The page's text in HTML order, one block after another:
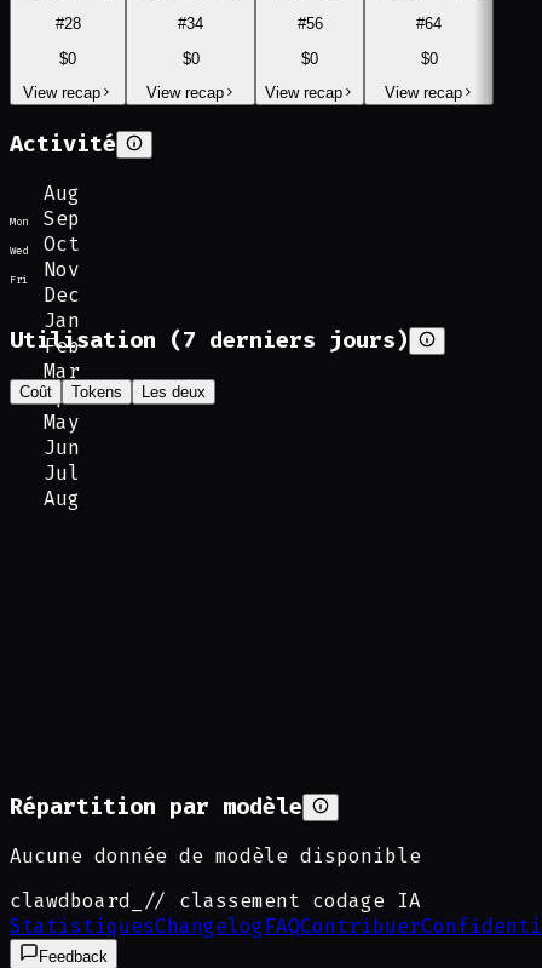
#28
$0
View recap
#34
$0
View recap
#56
$0
View recap
#64
$0
View recap
Activité
Aug
Sep
Oct
Nov
Dec
Jan
Feb
Mar
Apr
May
Jun
Jul
Aug
Mon
Wed
Fri
Utilisation (7 derniers jours)
Coût Tokens Les deux
Répartition par modèle
Aucune donnée de modèle disponible
clawdboard
// classement codage IA
StatistiquesChangelogFAQContribuer
Feedback